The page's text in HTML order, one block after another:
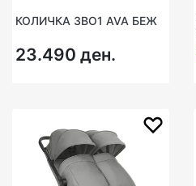
КОЛИЧКА 3ВО1 AVA БЕЖ
23.490 ден.